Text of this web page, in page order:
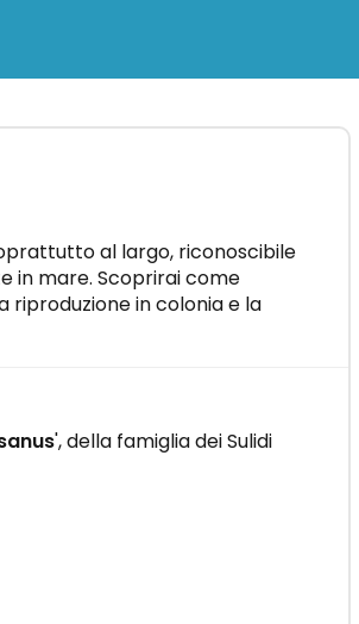
al largo, riconoscibile
in mare. Scoprirai come
riproduzione in colonia e la
', della famiglia dei Sulidi